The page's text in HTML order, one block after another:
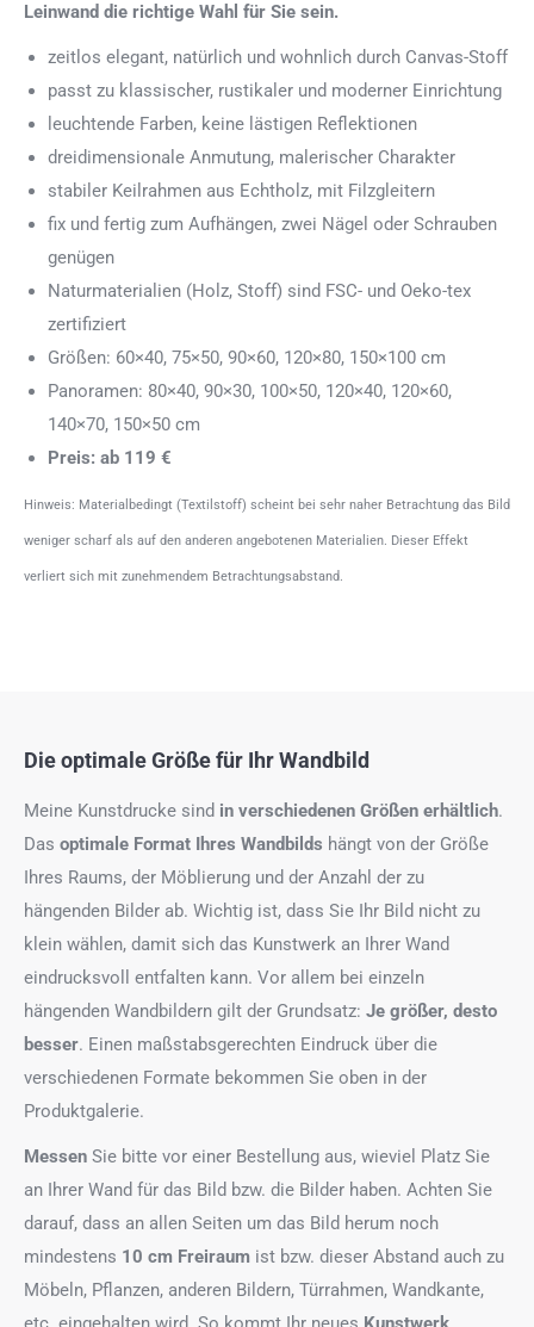
Leinwand die richtige Wahl für Sie sein.
zeitlos elegant, natürlich und wohnlich durch Canvas-Stoff
passt zu klassischer, rustikaler und moderner Einrichtung
leuchtende Farben, keine lästigen Reflektionen
dreidimensionale Anmutung, malerischer Charakter
stabiler Keilrahmen aus Echtholz, mit Filzgleitern
fix und fertig zum Aufhängen, zwei Nägel oder Schrauben
genügen
Naturmaterialien (Holz, Stoff) sind FSC- und Oeko-tex
zertifiziert
Größen: 60×40, 75×50, 90×60, 120×80, 150×100 cm
Panoramen: 80×40, 90×30, 100×50, 120×40, 120×60,
140×70, 150×50 cm
Preis: ab 119 €
Hinweis: Materialbedingt (Textilstoff) scheint bei sehr naher Betrachtung das Bild
weniger scharf als auf den anderen angebotenen Materialien. Dieser Effekt
verliert sich mit zunehmendem Betrachtungsabstand.
Die optimale Größe für Ihr Wandbild
Meine Kunstdrucke sind in verschiedenen Größen erhältlich.
Das optimale Format Ihres Wandbilds hängt von der Größe
Ihres Raums, der Möblierung und der Anzahl der zu
hängenden Bilder ab. Wichtig ist, dass Sie Ihr Bild nicht zu
klein wählen, damit sich das Kunstwerk an Ihrer Wand
eindrucksvoll entfalten kann. Vor allem bei einzeln
hängenden Wandbildern gilt der Grundsatz: Je größer, desto
besser. Einen maßstabsgerechten Eindruck über die
verschiedenen Formate bekommen Sie oben in der
Produktgalerie.
Messen Sie bitte vor einer Bestellung aus, wieviel Platz Sie
an Ihrer Wand für das Bild bzw. die Bilder haben. Achten Sie
darauf, dass an allen Seiten um das Bild herum noch
mindestens 10 cm Freiraum ist bzw. dieser Abstand auch zu
Möbeln, Pflanzen, anderen Bildern, Türrahmen, Wandkante,